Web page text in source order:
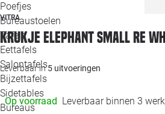
Poefjes
Bureaustoelen
Tafels
Eettafels
Salontafels
Bijzettafels
Sidetables
Bureaus
VITRA
Krukje Elephant small RE
Leverbaar in5 uitvoeringen
Op voorraad Leverbaar binnen 3